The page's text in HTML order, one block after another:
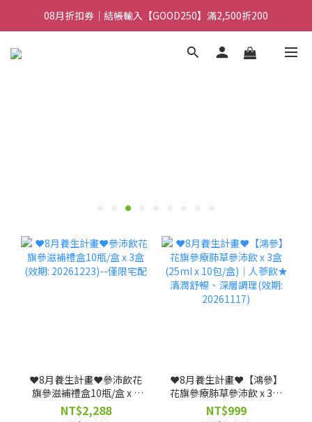
08月折扣券｜結帳輸入【GOOD100】滿1,900折100
08月折扣券｜結帳輸入【GOOD250】滿2,500折200
08月折扣券｜結帳輸入【GOOD100】滿1,900折100
❤️8月養生計畫❤️參沛飲花
旗參滋補禮盒10瓶/盒 x 3
盒 (效期: 20261223)--僅限
宅配
NT$2,288
❤️8月養生計畫❤️【鴻參】
花旗參療肺草參沛飲 x 3盒
(25ml x 10包/盒)｜人蔘飲
★清潤舒暢、深層調理(效
NT$999